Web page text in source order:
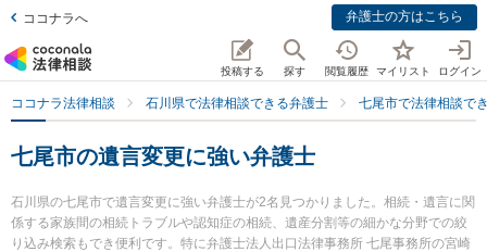
ココナラへ 弁護士の方はこちら
投稿する 探す 閲覧履歴 マイリスト ログイン
ココナラ法律相談 石川県で法律相談できる弁護士 七尾市で法律相談で
七尾市の遺言変更に強い弁護士
石川県の七尾市で遺言変更に強い弁護士が2名見つかりました。相続・遺言に関
係する家族間の相続トラブルや認知症の相続、遺産分割等の細かな分野での絞
り込み検索もでき便利です。特に弁護士法人出口法律事務所 七尾事務所の宮崎